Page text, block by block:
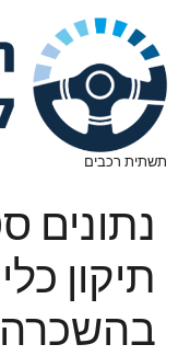
תשתית רכבים
נתונים
תיקון